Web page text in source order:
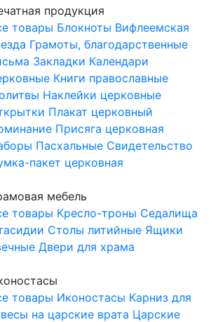
продукция
товары Блокноты Вифлеемская
Грамоты, благодарственные
Закладки Календари
Книги православные
Наклейки церковные
Плакат церковный
Присяга церковная
Пасхальные Свидетельство
пакет церковная
мебель
товары Кресло-троны Седалища
Столы литийные Ящики
Двери для храма
товары Иконостасы Карниз для
на царские врата Царские